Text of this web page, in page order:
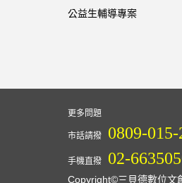
公益生輔導專案
更多問題
市話請撥 0809-015-
手機直撥 02-
Copyright©三貝德數位文